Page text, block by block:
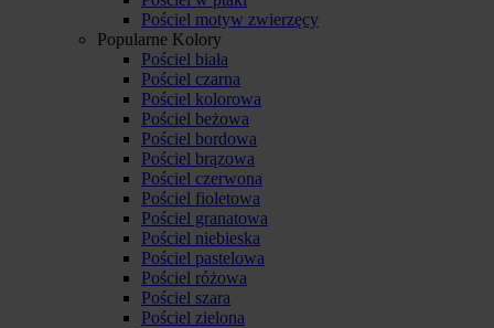
Pościel motyw zwierzęcy
Popularne Kolory
Pościel biała
Pościel czarna
Pościel kolorowa
Pościel beżowa
Pościel bordowa
Pościel brązowa
Pościel czerwona
Pościel fioletowa
Pościel granatowa
Pościel niebieska
Pościel pastelowa
Pościel różowa
Pościel szara
Pościel zielona